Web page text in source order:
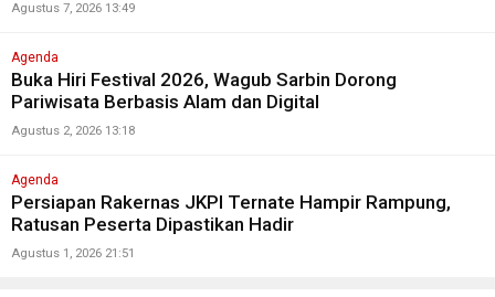
Agustus 7, 2026 13:49
Agenda
Buka Hiri Festival 2026, Wagub Sarbin Dorong
Pariwisata Berbasis Alam dan Digital
Agustus 2, 2026 13:18
Agenda
Persiapan Rakernas JKPI Ternate Hampir Rampung,
Ratusan Peserta Dipastikan Hadir
Agustus 1, 2026 21:51